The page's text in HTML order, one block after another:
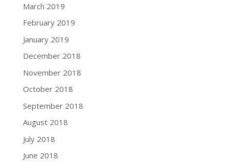
March 2019
February 2019
January 2019
December 2018
November 2018
October 2018
September 2018
August 2018
July 2018
June 2018